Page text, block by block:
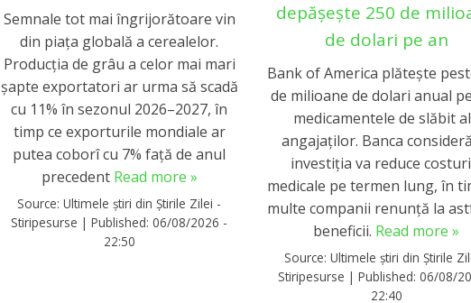
Semnale tot mai îngrijorătoare vin
din piața globală a cerealelor.
Producția de grâu a celor mai mari
șapte exportatori ar urma să scadă
cu 11% în sezonul 2026–2027, în
timp ce exporturile mondiale ar
putea coborî cu 7% față de anul
precedent Read more »
Source:Ultimele știri din Știrile Zilei -
Stiripesurse |Published:06/08/2026 -
22:50
depășește 250 de
de dolari pe an
Bank of America plătește
de milioane de dolari anual
medicamentele de slăbit
angajaților. Banca
investiția va reduce
medicale pe termen lung, în
multe companii renunță la
beneficii. Read more »
Source:Ultimele știri din Știrile
Stiripesurse |Published:06/08/
22:40